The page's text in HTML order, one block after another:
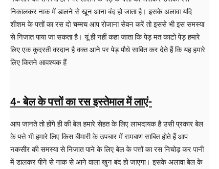
निकालकर नाक में डालने से खून आना बंद हो जाता है। इसके अलावा यदि
शीशम के पत्तों का रस दो चम्मच आप रोजाना सेवन करें तो इससे भी इस समस्या
से निजात पाया जा सकता है। यूं ही नहीं कहा जाता कि पेड़ मत काटो पेड़ हमारे
लिए एक कुदरती वरदान है वक्त आने पर पेड़ पौधे साबित कर देते हैं कि यह हमारे
लिए कितने आवश्यक हैं
4- बेल के पत्तों का रस इस्तेमाल में लाएं-
आप जानते तो होंगे ही की बेल हमारे सेहत के लिए लाभदायक है उसी प्रकार बेल
के पत्ते भी हमारे लिए किस बीमारी के उपचार में रामबाण साबित होते हैं आप
नकसीर की समस्या से निजात पाने के लिए बेल के पत्तों का रस निचोड़ कर पानी
में डालकर पीने से नाक से आने वाला खुन बंद हो जाएगा। इसके अलावा बेल के